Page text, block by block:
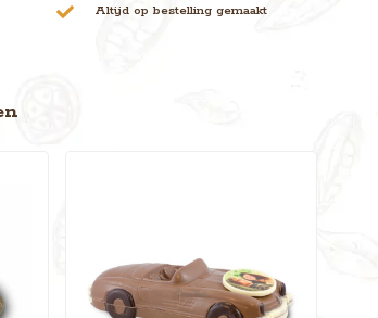
Altijd op bestelling gemaakt